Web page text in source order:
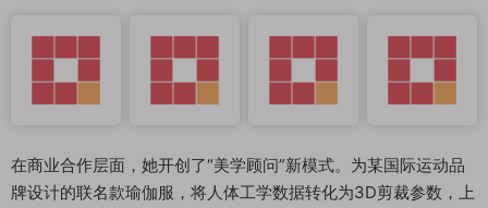
在商业合作层面，她开创了“美学顾问”新模式。为某国际运动品
牌设计的联名款瑜伽服，将人体工学数据转化为3D剪裁参数，上